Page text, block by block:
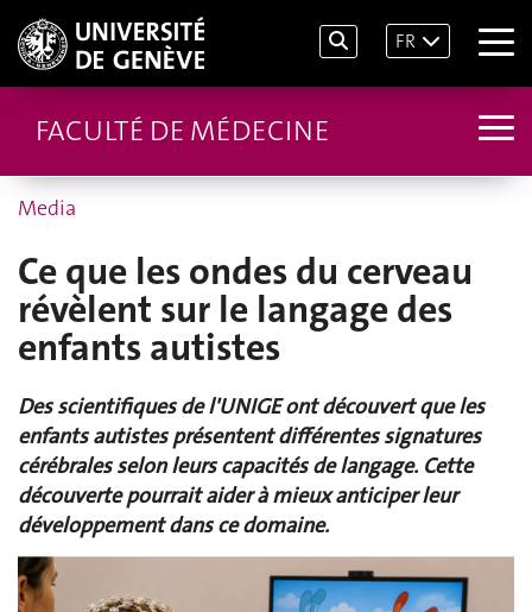
FR
FACULTÉ DE MÉDECINE
Media
Ce que les ondes du cerveau
révèlent sur le langage des
enfants autistes
Des scientifiques de l'UNIGE ont découvert que les
enfants autistes présentent différentes signatures
cérébrales selon leurs capacités de langage. Cette
découverte pourrait aider à mieux anticiper leur
développement dans ce domaine.